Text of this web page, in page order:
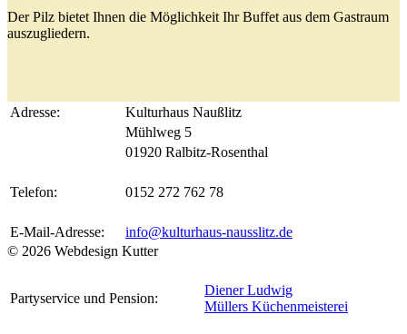
Der Pilz bietet Ihnen die Möglichkeit Ihr Buffet aus dem Gastraum
auszugliedern.
Adresse:
Kulturhaus Naußlitz
Mühlweg 5
01920 Ralbitz-Rosenthal
Telefon: 0152 272 762 78
E-Mail-Adresse:
info@kulturhaus-nausslitz.de
© 2026 Webdesign Kutter
Partyservice und Pension:
Diener Ludwig
Müllers Küchenmeisterei